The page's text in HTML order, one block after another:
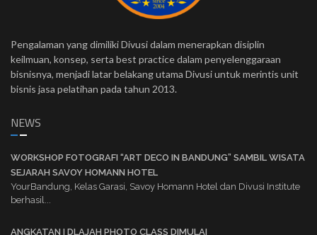
Pengalaman yang dimiliki Divusi dalam menerapkan disiplin
keilmuan, konsep, serta best practice dalam penyelenggaraan
bisnisnya, menjadi latar belakang utama Divusi untuk merintis unit
bisnis jasa pelatihan pada tahun 2013.
NEWS
WORKSHOP FOTOGRAFI “ART DECO IN BANDUNG” SAMBIL WISATA
SEJARAH SAVOY HOMANN HOTEL
YourBandung, Kelas Garasi, Savoy Homann Hotel dan Divusi Institute
berhasil...
ANGKATAN I DLAJAH PHOTO CLASS DIMULAI